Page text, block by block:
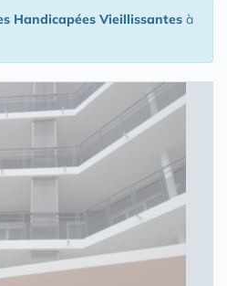
Handicapées Vieillissantes à